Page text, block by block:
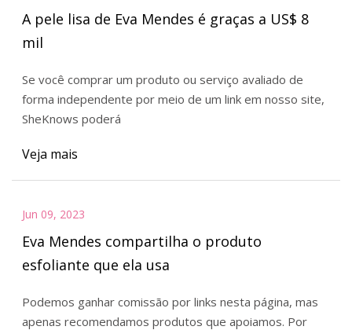
A pele lisa de Eva Mendes é graças a US$ 8
mil
Se você comprar um produto ou serviço avaliado de
forma independente por meio de um link em nosso site,
SheKnows poderá
Veja mais
Jun 09, 2023
Eva Mendes compartilha o produto
esfoliante que ela usa
Podemos ganhar comissão por links nesta página, mas
apenas recomendamos produtos que apoiamos. Por